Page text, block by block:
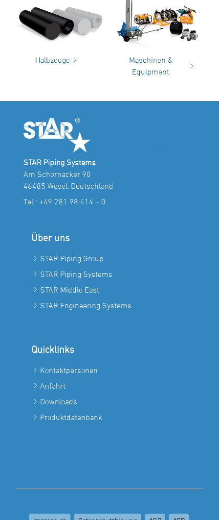
Halbzeuge
Maschinen &
Equipment
STAR Piping Systems
Am Schornacker 90
46485 Wesel, Deutschland
Tel.: +49 281 98 414 – 0
Über uns
STAR Piping Group
STAR Piping Systems
STAR Middle East
STAR Engineering Systems
Quicklinks
Kontaktpersonen
Anfahrt
Downloads
Produktdatenbank